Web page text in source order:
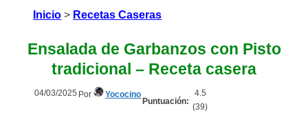
Inicio > Recetas Caseras
Ensalada de Garbanzos con Pisto
tradicional – Receta casera
04/03/2025 Por Yococino
Puntuación:
4.5
(39)